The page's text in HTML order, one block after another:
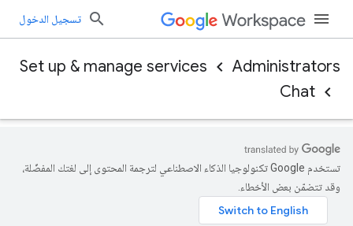
تسجيل الدخول
Administrators
Set up & manage services
Chat
تستخدم Google تكنولوجيا الذكاء الاصطناعي لترجمة المحتوى إلى لغتك المفضّلة،
وقد تتضمّن بعض الأخطاء.